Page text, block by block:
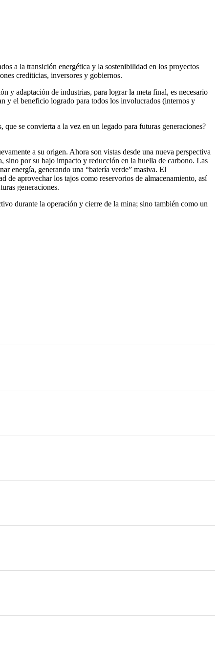
a la transición energética y la sostenibilidad en los proyectos
crediticias, inversores y gobiernos.
y adaptación de industrias, para lograr la meta final, es necesario
y el beneficio logrado para todos los involucrados (internos y
se convierta a la vez en un legado para futuras generaciones?
a su origen. Ahora son vistas desde una nueva perspectiva
sino por su bajo impacto y reducción en la huella de carbono. Las
energía, generando una “batería verde” masiva. El
de aprovechar los tajos como reservorios de almacenamiento, así
generaciones.
durante la operación y cierre de la mina; sino también como un